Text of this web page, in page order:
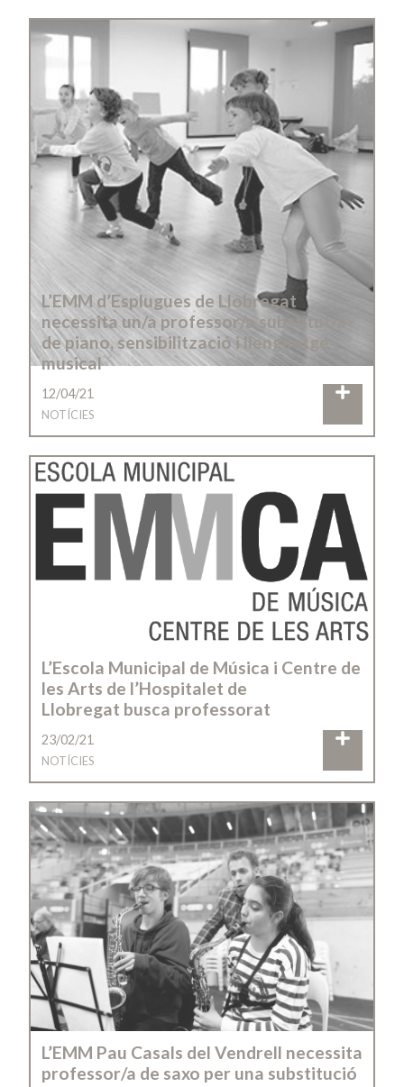
L’EMM d’Esplugues de Llobregat
necessita un/a professor/a substitut/a
de piano, sensibilització i llenguatge
musical
12/04/21
NOTÍCIES
L’Escola Municipal de Música i Centre de
les Arts de l’Hospitalet de
Llobregat busca professorat
23/02/21
NOTÍCIES
L’EMM Pau Casals del Vendrell necessita
professor/a de saxo per una substitució